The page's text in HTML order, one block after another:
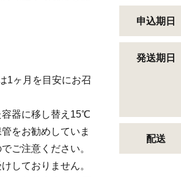
1ヶ月を目安にお召
器に移し替え15℃
をお勧めしていま
ご注意ください。
しておりません。
申込期日
発送期日
配送